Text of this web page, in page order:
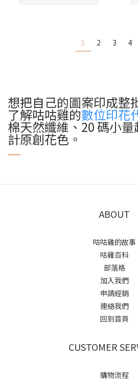
1 2 3 4
想把自己的圖案印成整
了解咕咕雞的數位印花
棉天然纖維、20 碼小
計原創花色。
ABOUT
咕咕雞的故事
咕雞百科
部落格
加入我們
申請經銷
連絡我們
回到首頁
CUSTOMER
購物流程